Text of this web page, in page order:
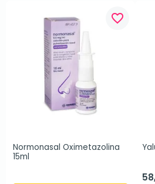
favorite_border
Normonasal Oximetazolina
15ml